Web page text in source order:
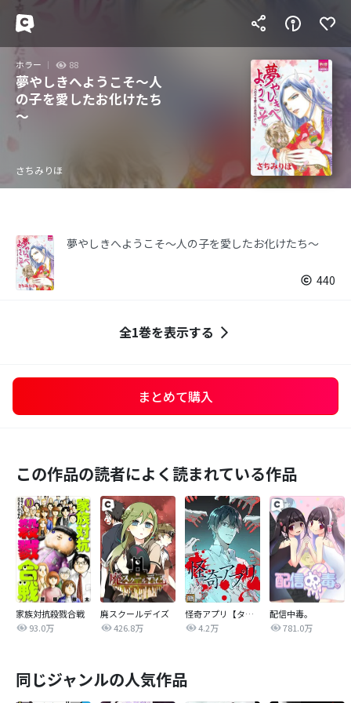
ホラー 88
夢やしきへようこそ～人
の子を愛したお化けたち
～
さちみりほ
夢やしきへようこそ～人の子を愛したお化けたち～
440
全1巻を表示する
まとめて購入
この作品の読者によく読まれている作品
家族対抗殺戮合戦
93.0万
廃スクールデイズ
426.8万
怪奇アプリ【タテヨミ】
4.2万
配信中毒。
781.0万
同じジャンルの人気作品